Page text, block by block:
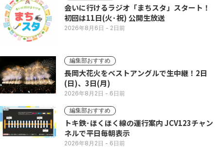
会いに行けるラジオ「まちスタ」スタート！
初回は11日(火･祝) 公開生放送
2026年8月6日 - 2日前
編集部おすすめ
長岡大花火をベストアングルで生中継！2日
(日)、3日(月)
2026年8月2日 - 6日前
編集部おすすめ
トキ鉄･ほくほく線の運行案内 JCV123チャン
ネルで平日毎朝表示
2026年8月2日 - 6日前